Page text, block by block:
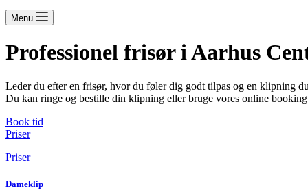
Menu
Professionel frisør i Aarhus
Leder du efter en frisør, hvor du føler dig godt tilpas og en klipning
Du kan ringe og bestille din klipning eller bruge vores online
Book tid
Priser
Priser
Dameklip